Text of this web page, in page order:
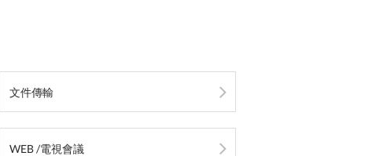
文件傳輸
WEB /電視會議